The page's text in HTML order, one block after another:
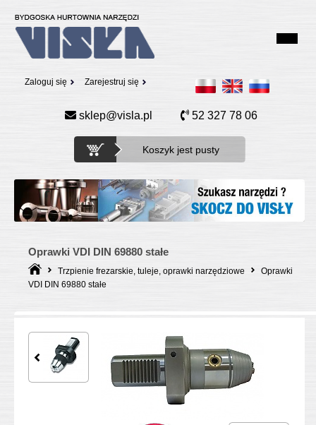
Zarejestruj się
Zaloguj się
sklep@visla.pl 52 327 78 06
Koszyk jest pusty
Oprawki VDI DIN 69880 stałe
Trzpienie frezarskie, tuleje, oprawki narzędziowe
Oprawki
VDI DIN 69880 stałe